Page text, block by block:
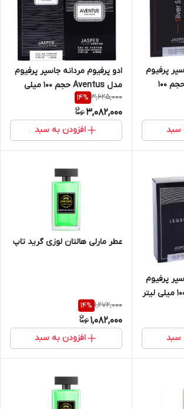
پرفیوم
مدل Silver Secret حجم 100
سبد
ادو پرفیوم مردانه جاسپر پرفیوم
مدل Aventus حجم 100 میلی
لیتر
3,625,000
14%
3,082,000
افزودن به سبد
پرفیوم
سبد
عطر مارلی هالتان لوزی گرید تاپ
1,272,000
14%
1,082,000
افزودن به سبد